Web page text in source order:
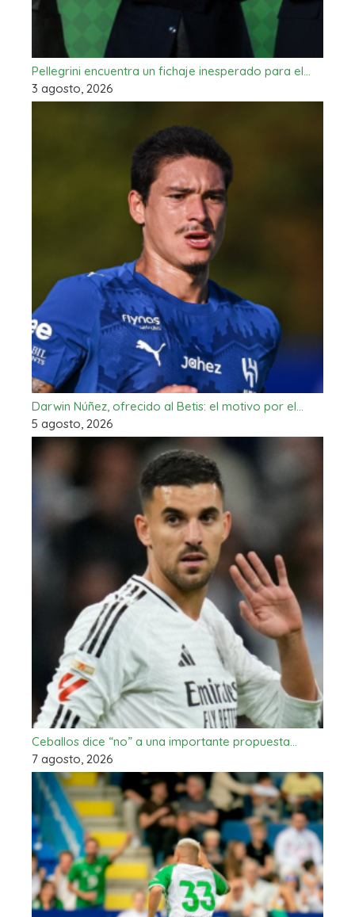
Pellegrini encuentra un fichaje inesperado para el…
3 agosto, 2026
Darwin Núñez, ofrecido al Betis: el motivo por el…
5 agosto, 2026
Ceballos dice “no” a una importante propuesta…
7 agosto, 2026